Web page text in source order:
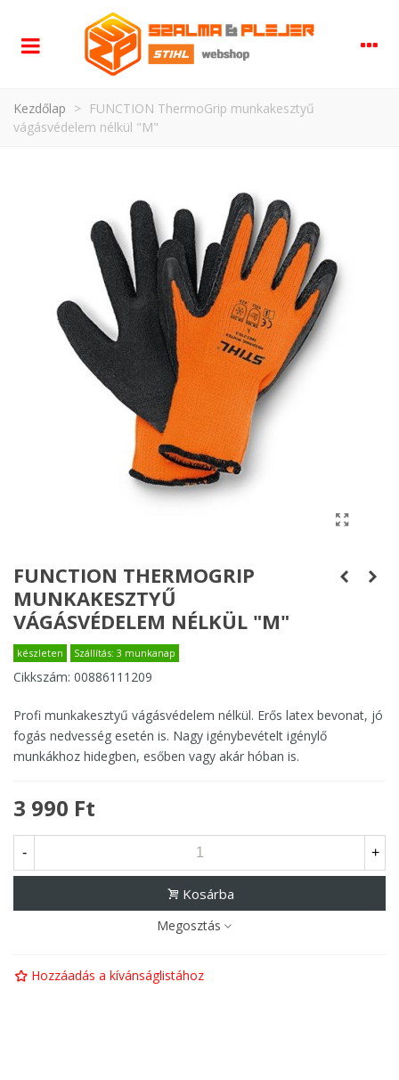
Kezdőlap >
FUNCTION ThermoGrip munkakesztyű
vágásvédelem nélkül "M"
FUNCTION THERMOGRIP
MUNKAKESZTYŰ
VÁGÁSVÉDELEM NÉLKÜL "M"
készleten Szállítás: 3 munkanap
Cikkszám: 00886111209
Profi munkakesztyű vágásvédelem nélkül. Erős latex bevonat, jó
fogás nedvesség esetén is. Nagy igénybevételt igénylő
munkákhoz hidegben, esőben vagy akár hóban is.
3 990 Ft
- +
Kosárba
Megosztás
Hozzáadás a kívánságlistához